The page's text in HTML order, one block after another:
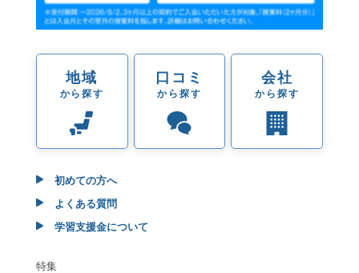
地域
から探す
口コミ
から探す
会社
から探す
初めての方へ
よくある質問
学習支援金について
特集